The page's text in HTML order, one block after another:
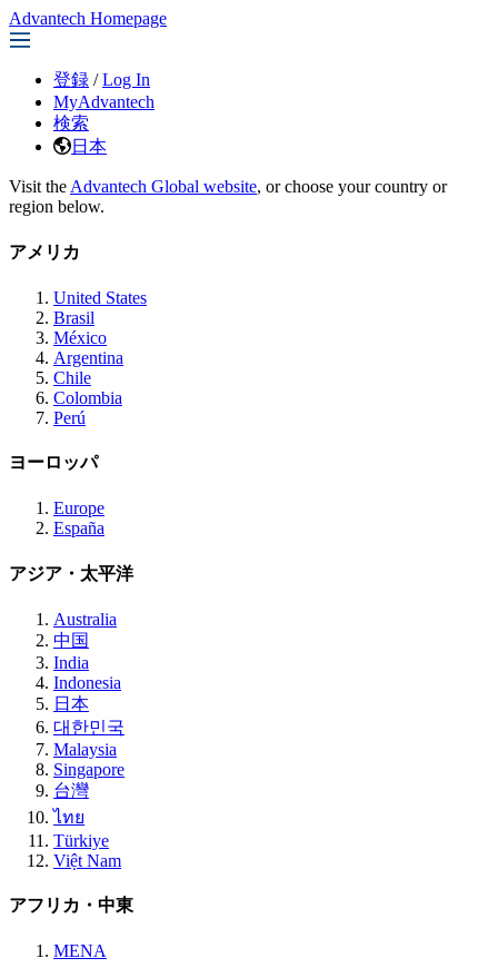
Advantech Homepage
登録 / Log In
MyAdvantech
検索
日本
Visit the Advantech Global website, or choose your country or
region below.
アメリカ
United States
Brasil
México
Argentina
Chile
Colombia
Perú
ヨーロッパ
Europe
España
アジア・太平洋
Australia
中国
India
Indonesia
日本
대한민국
Malaysia
Singapore
台灣
ไทย
Türkiye
Việt Nam
アフリカ・中東
MENA